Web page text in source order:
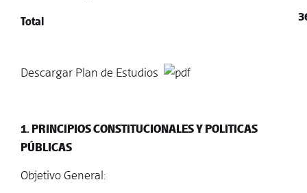
Total
Descargar Plan de Estudios
1. PRINCIPIOS CONSTITUCIONALES Y POLITICAS
PÚBLICAS
Objetivo General: